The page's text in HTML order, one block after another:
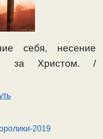
себя, несение
за Христом. /
2019